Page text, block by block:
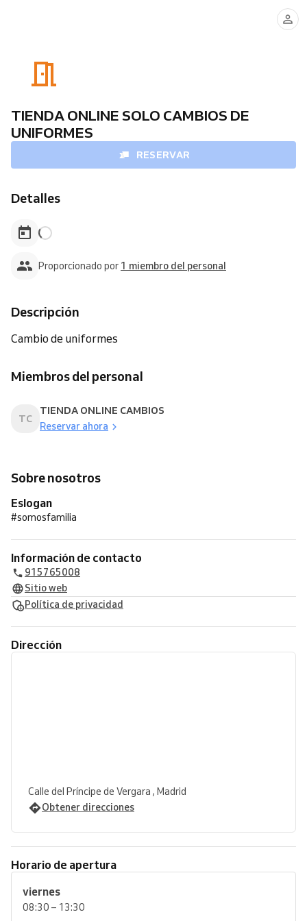
TIENDA ONLINE SOLO CAMBIOS DE
UNIFORMES
RESERVAR
Detalles
Proporcionado por 1 miembro del personal
Descripción
Cambio de uniformes
Miembros del personal
TC
TIENDA ONLINE CAMBIOS
Reservar ahora
Sobre nosotros
Eslogan
#somosfamilia
Información de contacto
915765008
Sitio web
Política de privacidad
Dirección
Calle del Príncipe de Vergara , Madrid
Obtener direcciones
Horario de apertura
viernes
08:30 – 13:30